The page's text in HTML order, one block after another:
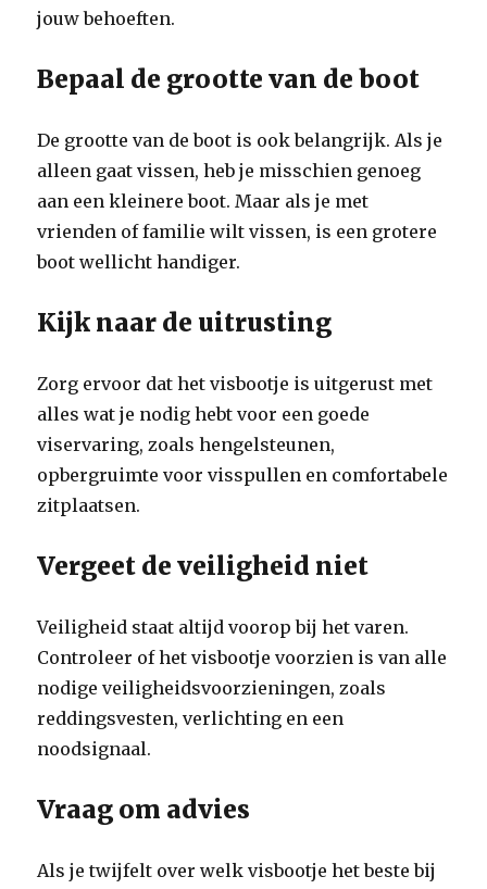
jouw behoeften.
Bepaal de grootte van de boot
De grootte van de boot is ook belangrijk. Als je
alleen gaat vissen, heb je misschien genoeg
aan een kleinere boot. Maar als je met
vrienden of familie wilt vissen, is een grotere
boot wellicht handiger.
Kijk naar de uitrusting
Zorg ervoor dat het visbootje is uitgerust met
alles wat je nodig hebt voor een goede
viservaring, zoals hengelsteunen,
opbergruimte voor visspullen en comfortabele
zitplaatsen.
Vergeet de veiligheid niet
Veiligheid staat altijd voorop bij het varen.
Controleer of het visbootje voorzien is van alle
nodige veiligheidsvoorzieningen, zoals
reddingsvesten, verlichting en een
noodsignaal.
Vraag om advies
Als je twijfelt over welk visbootje het beste bij